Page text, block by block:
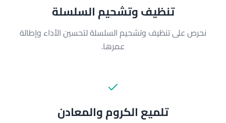
تنظيف وتشحيم السلسلة
نحرص على تنظيف وتشحيم السلسلة لتحسين الأداء وإطالة
عمرها.
تلميع الكروم والمعادن